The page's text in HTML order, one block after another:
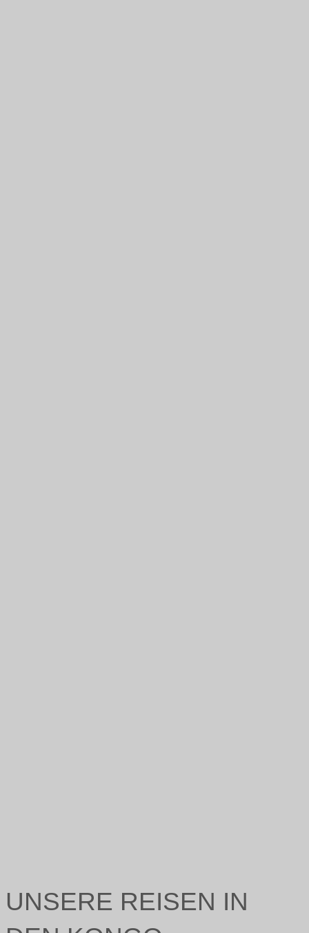
UNSERE REISEN IN